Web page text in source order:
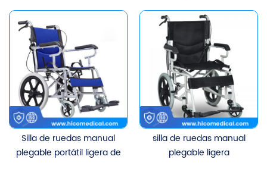
la silla de ruedas manual
Silla de ruedas manual
plegable portátil ligera de
silla de ruedas manual
plegable ligera